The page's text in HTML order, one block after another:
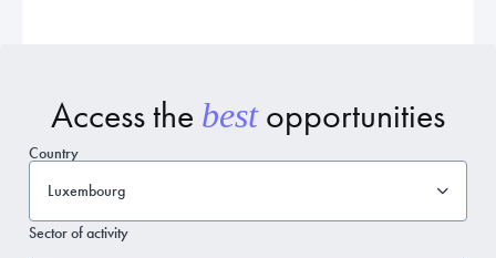
Access the bestopportunities
Country
Luxembourg
Sector of activity